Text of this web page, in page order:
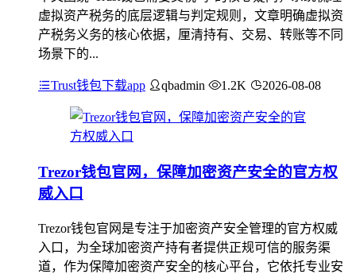
虚拟资产税务的底层逻辑与判定规则，文章明确虚拟资
产税务义务的核心依据，厘清持有、交易、转账等不同
场景下的...
Trust钱包下载app qbadmin 1.2K 2026-08-08
Trezor钱包官网，保障加密资产安全的官方权
威入口
Trezor钱包官网是专注于加密资产安全管理的官方权威
入口，为全球加密资产持有者提供正规可信的服务渠
道，作为保障加密资产安全的核心平台，它依托专业安